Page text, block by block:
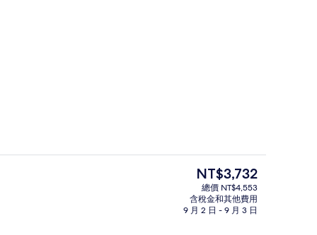
位於海灘上、白沙、躺椅、遮陽傘
目
前
的
價
NT$3,732
總價 NT$4,553
含稅金和其他費用
9 月 2 日 - 9 月 3 日